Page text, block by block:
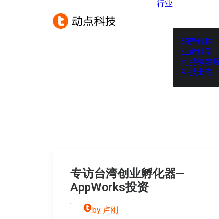
行业
消费科技
生命科学
可持续发
科技出海
专访台湾创业孵化器—
AppWorks投资
by 卢刚